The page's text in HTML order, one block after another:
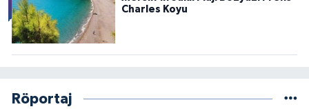
Charles Koyu
Röportaj